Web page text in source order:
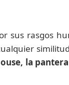
sus rasgos
la